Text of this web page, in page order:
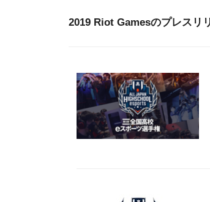
2019 Riot Gamesのプレスリ